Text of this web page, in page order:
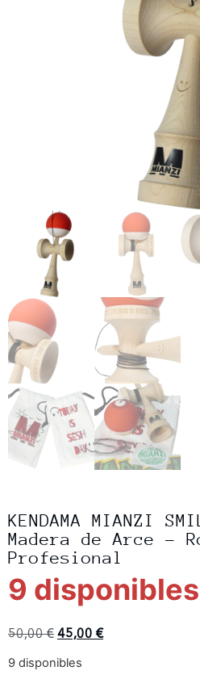
KENDAMA MIANZI
Madera de Arce –
Profesional
9 disponibles
50,00€ 45,00 €
9 disponibles